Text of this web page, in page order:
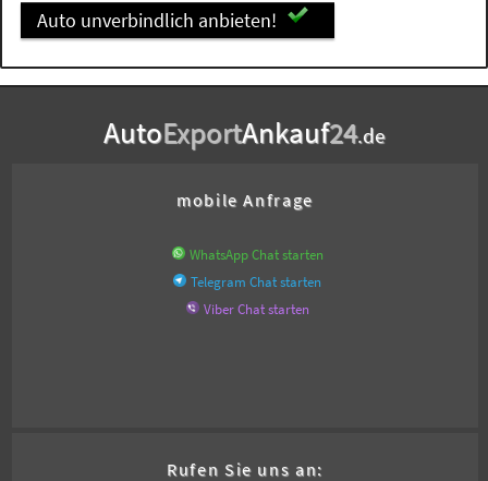
Auto unverbindlich anbieten!
AutoExportAnkauf24.de
mobile Anfrage
WhatsApp Chat starten
Telegram Chat starten
Viber Chat starten
Rufen Sie uns an: